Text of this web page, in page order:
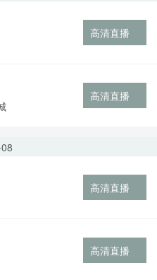
高清直播
高清直播
高清直播
高清直播